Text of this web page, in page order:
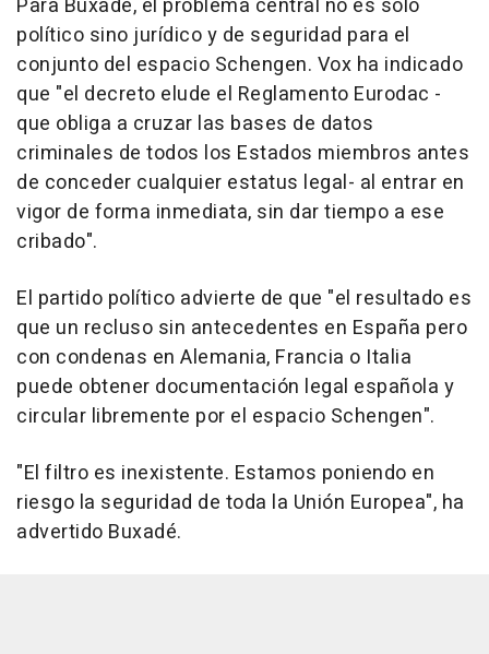
Para Buxadé, el problema central no es solo
político sino jurídico y de seguridad para el
conjunto del espacio Schengen. Vox ha indicado
que "el decreto elude el Reglamento Eurodac -
que obliga a cruzar las bases de datos
criminales de todos los Estados miembros antes
de conceder cualquier estatus legal- al entrar en
vigor de forma inmediata, sin dar tiempo a ese
cribado".
El partido político advierte de que "el resultado es
que un recluso sin antecedentes en España pero
con condenas en Alemania, Francia o Italia
puede obtener documentación legal española y
circular libremente por el espacio Schengen".
"El filtro es inexistente. Estamos poniendo en
riesgo la seguridad de toda la Unión Europea", ha
advertido Buxadé.